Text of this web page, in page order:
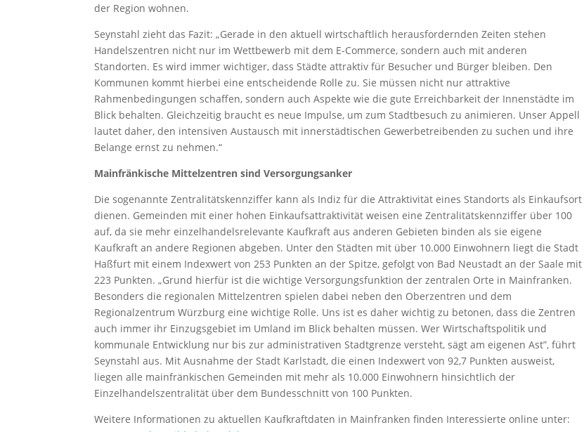
der Region wohnen.
Seynstahl zieht das Fazit: „Gerade in den aktuell wirtschaftlich herausfordernden Zeiten stehen
Handelszentren nicht nur im Wettbewerb mit dem E-Commerce, sondern auch mit anderen
Standorten. Es wird immer wichtiger, dass Städte attraktiv für Besucher und Bürger bleiben. Den
Kommunen kommt hierbei eine entscheidende Rolle zu. Sie müssen nicht nur attraktive
Rahmenbedingungen schaffen, sondern auch Aspekte wie die gute Erreichbarkeit der Innenstädte im
Blick behalten. Gleichzeitig braucht es neue Impulse, um zum Stadtbesuch zu animieren. Unser Appell
lautet daher, den intensiven Austausch mit innerstädtischen Gewerbetreibenden zu suchen und ihre
Belange ernst zu nehmen.“
Mainfränkische Mittelzentren sind Versorgungsanker
Die sogenannte Zentralitätskennziffer kann als Indiz für die Attraktivität eines Standorts als Einkaufsort
dienen. Gemeinden mit einer hohen Einkaufsattraktivität weisen eine Zentralitätskennziffer über 100
auf, da sie mehr einzelhandelsrelevante Kaufkraft aus anderen Gebieten binden als sie eigene
Kaufkraft an andere Regionen abgeben. Unter den Städten mit über 10.000 Einwohnern liegt die Stadt
Haßfurt mit einem Indexwert von 253 Punkten an der Spitze, gefolgt von Bad Neustadt an der Saale mit
223 Punkten. „Grund hierfür ist die wichtige Versorgungsfunktion der zentralen Orte in Mainfranken.
Besonders die regionalen Mittelzentren spielen dabei neben den Oberzentren und dem
Regionalzentrum Würzburg eine wichtige Rolle. Uns ist es daher wichtig zu betonen, dass die Zentren
auch immer ihr Einzugsgebiet im Umland im Blick behalten müssen. Wer Wirtschaftspolitik und
kommunale Entwicklung nur bis zur administrativen Stadtgrenze versteht, sägt am eigenen Ast”, führt
Seynstahl aus. Mit Ausnahme der Stadt Karlstadt, die einen Indexwert von 92,7 Punkten ausweist,
liegen alle mainfränkischen Gemeinden mit mehr als 10.000 Einwohnern hinsichtlich der
Einzelhandelszentralität über dem Bundesschnitt von 100 Punkten.
Weitere Informationen zu aktuellen Kaufkraftdaten in Mainfranken finden Interessierte online unter: